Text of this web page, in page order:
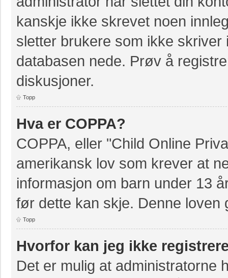
kanskje ikke skrevet noen
sletter brukere som ikke
databasen nede. Prøv å
diskusjoner.
Topp
Hva er COPPA?
COPPA, eller "Child Online
amerikansk lov som krever at
informasjon om barn under 13
før dette kan skje. Denne
Topp
Hvorfor kan jeg ikke
Det er mulig at administratorne